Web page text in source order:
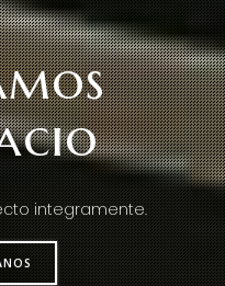
integramente.